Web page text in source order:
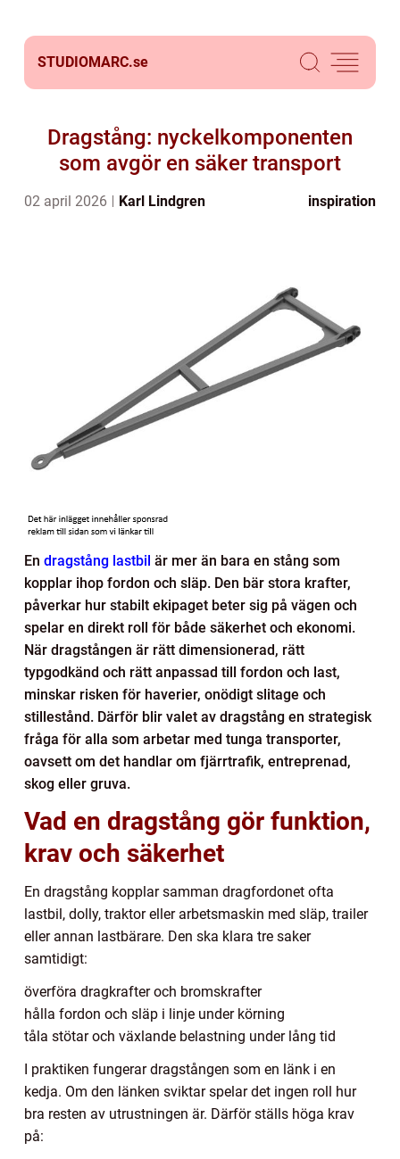
STUDIOMARC.se
Dragstång: nyckelkomponenten
som avgör en säker transport
02 april 2026 Karl Lindgren inspiration
En dragstång lastbil är mer än bara en stång som
kopplar ihop fordon och släp. Den bär stora krafter,
påverkar hur stabilt ekipaget beter sig på vägen och
spelar en direkt roll för både säkerhet och ekonomi.
När dragstången är rätt dimensionerad, rätt
typgodkänd och rätt anpassad till fordon och last,
minskar risken för haverier, onödigt slitage och
stillestånd. Därför blir valet av dragstång en strategisk
fråga för alla som arbetar med tunga transporter,
oavsett om det handlar om fjärrtrafik, entreprenad,
skog eller gruva.
Vad en dragstång gör funktion,
krav och säkerhet
En dragstång kopplar samman dragfordonet ofta
lastbil, dolly, traktor eller arbetsmaskin med släp, trailer
eller annan lastbärare. Den ska klara tre saker
samtidigt:
överföra dragkrafter och bromskrafter
hålla fordon och släp i linje under körning
tåla stötar och växlande belastning under lång tid
I praktiken fungerar dragstången som en länk i en
kedja. Om den länken sviktar spelar det ingen roll hur
bra resten av utrustningen är. Därför ställs höga krav
på: